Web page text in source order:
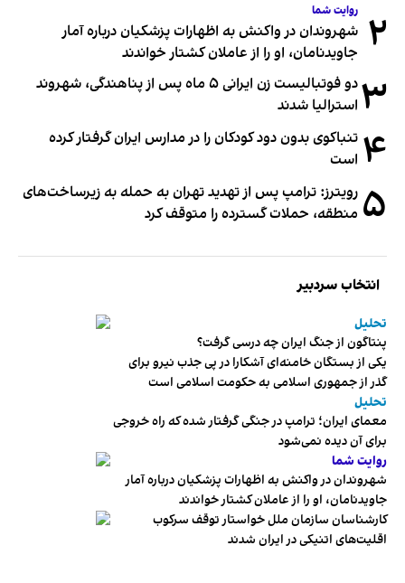
۲ روایت شما
شهروندان در واکنش به اظهارات پزشکیان درباره آمار
جاویدنامان، او را از عاملان کشتار خواندند
۳
دو فوتبالیست زن ایرانی ۵ ماه پس از پناهندگی، شهروند
استرالیا شدند
۴ تنباکوی بدون دود کودکان را در مدارس ایران گرفتار کرده
است
۵ رویترز: ترامپ پس از تهدید تهران به حمله به زیرساخت‌های
منطقه، حملات گسترده را متوقف کرد
انتخاب سردبیر
تحلیل
پنتاگون از جنگ ایران چه درسی گرفت؟
یکی از بستگان خامنه‌ای آشکارا در پی جذب نیرو برای
گذر از جمهوری اسلامی به حکومت اسلامی است
تحلیل
معمای ایران؛ ترامپ در جنگی گرفتار شده که راه خروجی
برای آن دیده نمی‌شود
روایت شما
شهروندان در واکنش به اظهارات پزشکیان درباره آمار
جاویدنامان، او را از عاملان کشتار خواندند
کارشناسان سازمان ملل خواستار توقف سرکوب
اقلیت‌های اتنیکی در ایران شدند